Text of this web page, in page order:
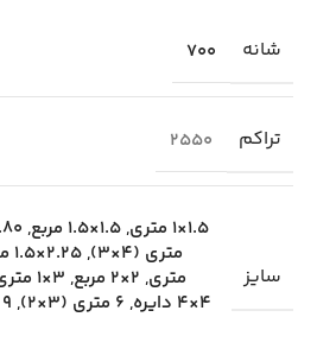
شانه 700
تراکم 2550
سایز
1.5×1 متری ,1.5×1.5 مربع ,
متری (4×3)
,2.25×1.5 متری
متری, 2×2 مربع , 3×1 متری
4×4 دایره
, 6 متری (3×2) , 9 متری (3.5×2.5)